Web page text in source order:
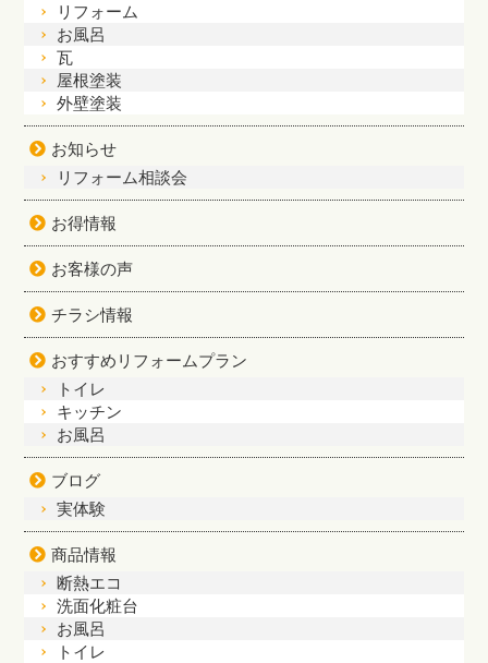
リフォーム
お風呂
瓦
屋根塗装
外壁塗装
お知らせ
リフォーム相談会
お得情報
お客様の声
チラシ情報
おすすめリフォームプラン
トイレ
キッチン
お風呂
ブログ
実体験
商品情報
断熱エコ
洗面化粧台
お風呂
トイレ